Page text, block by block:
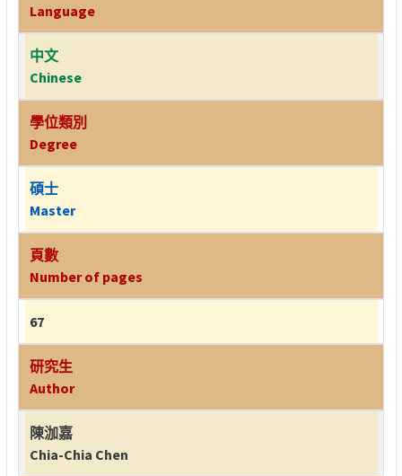
Language
中文
Chinese
學位類別
Degree
碩士
Master
頁數
Number of pages
67
研究生
Author
陳泇嘉
Chia-Chia Chen